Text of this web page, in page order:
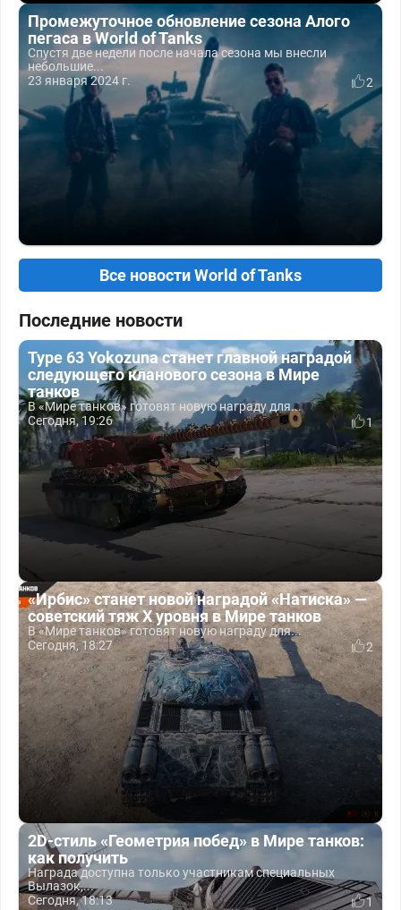
Промежуточное обновление сезона Алого
пегаса в World of Tanks
Спустя две недели после начала сезона мы внесли
небольшие...
23 января 2024 г.
2
Все новости World of Tanks
Последние новости
Type 63 Yokozuna станет главной наградой
следующего кланового сезона в Мире
танков
В «Мире танков» готовят новую награду для...
Сегодня, 19:26
1
«Ирбис» станет новой наградой «Натиска» —
советский тяж X уровня в Мире танков
В «Мире танков» готовят новую награду для...
Сегодня, 18:27
2
2D-стиль «Геометрия побед» в Мире танков:
как получить
Награда доступна только участникам специальных
Вылазок,...
Сегодня, 18:13
1